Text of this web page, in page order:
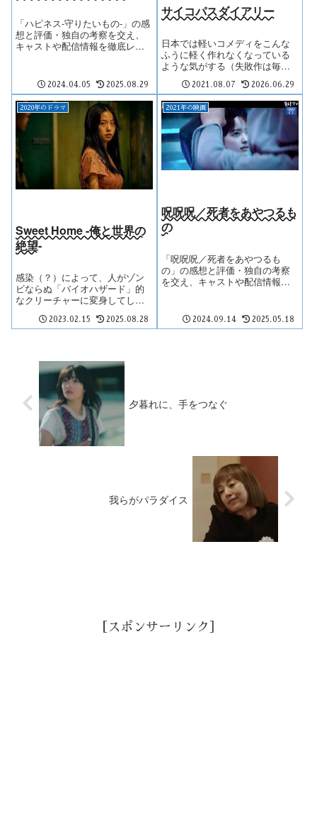
「ハピネス-守りたいもの-」の感
想と評価・独自の考察を交え、
キャストや配信情報を徹底レビ
2024.04.05 2025.08.29
サイコパスダイアリー
日本では軽いコメディをこんな
ふうに軽く作れなくなっている
ような気がする（失敗作は毎季
大量に放映されている）。「す
れ違い」という古典的な手法を
使うだけでこんなに面白いの
に。
2021.08.07 2026.06.29
2020年のドラマ
Sweet Home -俺と世界の
絶望-
感染（？）によって、人がゾン
ビならぬ「バイオハザード」的
なクリーチャーに変身してしま
人公は半人間半クリーチャーと
2023.02.15 2025.08.28
2021年の映画
呪呪呪／死者をあやつるも
の
「呪呪呪／死者をあやつるも
の」の感想と評価・独自の考察
を交え、キャストや配信情報を
2024.09.14 2025.05.18
夕暮れに、手をつなぐ
我らがパラダイス
［スポンサーリンク］